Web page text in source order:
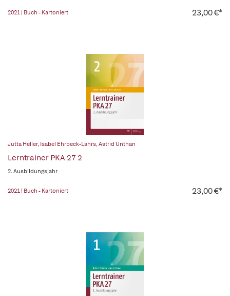
2021 | Buch - Kartoniert 23,00 €*
Jutta Heller, Isabel Ehrbeck-Lahrs,Astrid Unthan
Lerntrainer PKA 27 2
2. Ausbildungsjahr
2021 | Buch - Kartoniert 23,00 €*